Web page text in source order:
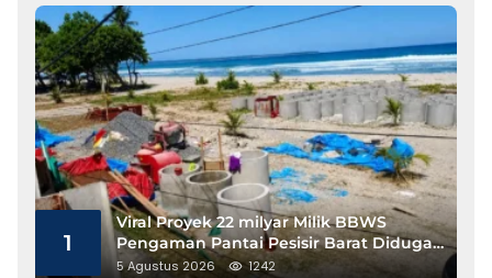
1
Viral Proyek 22 milyar Milik BBWS
Pengaman Pantai Pesisir Barat Diduga
Gunakan Besi Banci
5 Agustus 2026 1242